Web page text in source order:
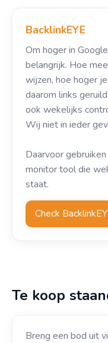
BacklinkEYE
Om hoger in
belangrijk. Hoe
wijzen, hoe hoger
daarom links
ook wekelijks
Wij niet in ieder
Daarvoor
monitor tool die
staat.
Check
Te koop
Breng een bod uit